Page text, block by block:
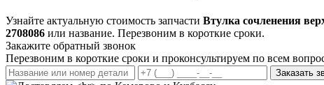
Узнайте актуальную стоимость запчасти Втулка сочленения
2708086 или название. Перезвоним в короткие сроки.
Закажите обратный звонок
Перезвоним в короткие сроки и проконсультируем по всем
Заказать